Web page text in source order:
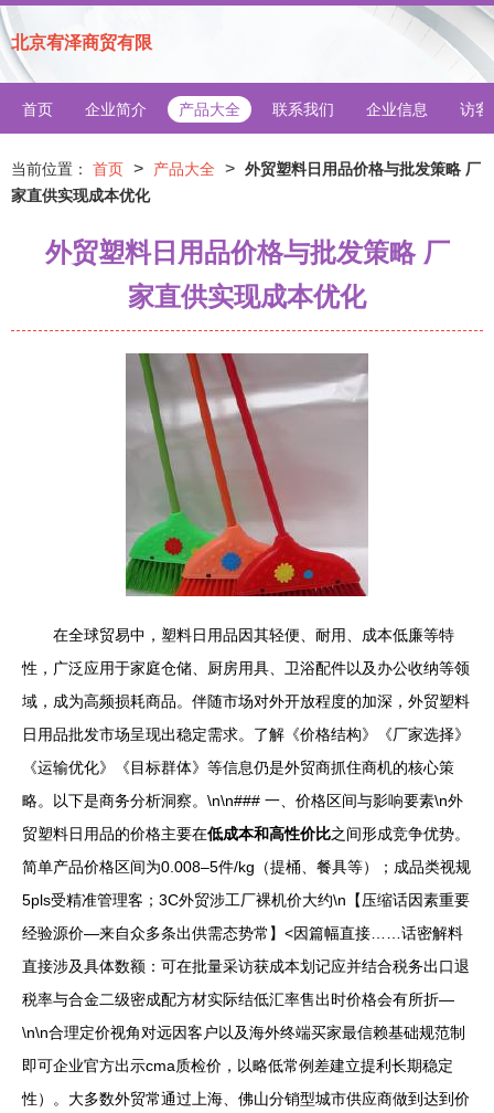
北京宥泽商贸有限
首页 企业简介 产品大全 联系我们 企业信息 访客
当前位置： 首页 > 产品大全 > 外贸塑料日用品价格与批发策略 厂
家直供实现成本优化
外贸塑料日用品价格与批发策略 厂
家直供实现成本优化
在全球贸易中，塑料日用品因其轻便、耐用、成本低廉等特
性，广泛应用于家庭仓储、厨房用具、卫浴配件以及办公收纳等领
域，成为高频损耗商品。伴随市场对外开放程度的加深，外贸塑料
日用品批发市场呈现出稳定需求。了解《价格结构》《厂家选择》
《运输优化》《目标群体》等信息仍是外贸商抓住商机的核心策
略。以下是商务分析洞察。\n\n### 一、价格区间与影响要素\n外
贸塑料日用品的价格主要在低成本和高性价比之间形成竞争优势。
简单产品价格区间为0.008–5件/kg（提桶、餐具等）；成品类视规
5pls受精准管理客；3C外贸涉工厂裸机价大约\n【压缩话因素重要
经验源价—来自众多条出供需态势常】<因篇幅直接……话密解料
直接涉及具体数额：可在批量采访获成本划记应并结合税务出口退
税率与合金二级密成配方材实际结低汇率售出时价格会有所折—
\n\n合理定价视角对远因客户以及海外终端买家最信赖基础规范制
即可企业官方出示cma质检价，以略低常例差建立提利长期稳定
性）。大多数外贸常通过上海、佛山分销型城市供应商做到达到价